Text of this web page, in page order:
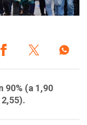
90% (a 1,90